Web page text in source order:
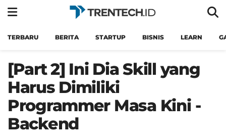
TERBARU BERITA STARTUP BISNIS LEARN
[Part 2] Ini Dia Skill yang
Harus Dimiliki
Programmer Masa Kini -
Backend